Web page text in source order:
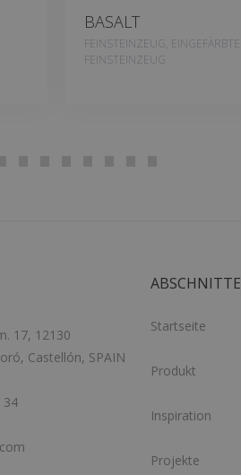
BASALT
FEINSTEINZEUG, EINGEFÄRBTES
FEINSTEINZEUG
17, 12130
Castellón, SPAIN
34
ABSCHNITTE
Startseite
Produkt
Inspiration
Projekte